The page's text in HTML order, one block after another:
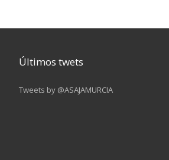
Últimos twets
Tweets by @ASAJAMURCIA